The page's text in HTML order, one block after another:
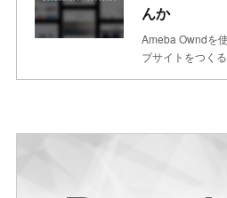
んか
Ameba Owndを
ブサイトをつく